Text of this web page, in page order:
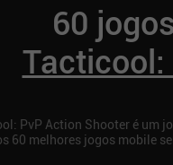
60
Tacticool:
PvP Action Shooter é um
60 melhores jogos mobile